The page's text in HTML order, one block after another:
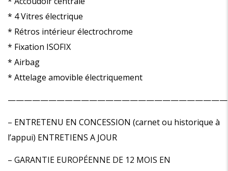
* 4 Vitres électrique
* Rétros intérieur électrochrome
* Fixation ISOFIX
* Airbag
* Attelage amovible électriquement
– ENTRETENU EN CONCESSION (carnet ou historique à
l’appui) ENTRETIENS A JOUR
– GARANTIE EUROPÉENNE DE 12 MOIS EN